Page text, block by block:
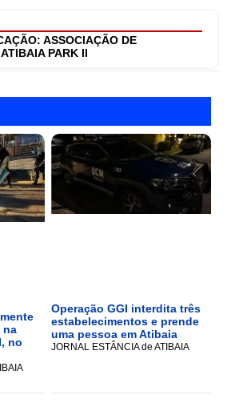
ASSOCIAÇÃO DE
PARK II
na
no
Operação GGI interdita três
estabelecimentos e prende
uma pessoa em Atibaia
JORNAL ESTÂNCIA de ATIBAIA